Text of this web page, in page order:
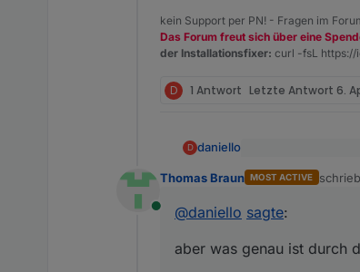
kein Support per PN! - Fragen im
Das Forum freut sich über eine
der Installationsfixer: curl -fsL https://
D 1 Antwort Letzte Antwort 6.
D daniello
Damit ist ein
Problem solved ..
Online
Thomas Braun MOST ACTIVE
zuletzt
@daniello sagte:
aber was genau ist durch